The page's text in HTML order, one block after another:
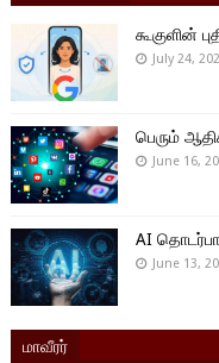
கூகுளின்
July 24,
பெரும்
June 16,
AI
June 13,
மாவீரர்